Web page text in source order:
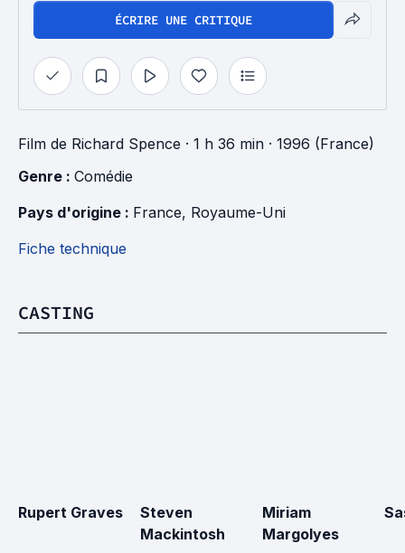
ÉCRIRE UNE CRITIQUE
Film de Richard Spence · 1 h 36 min · 1996 (France)
Genre : Comédie
Pays d'origine : France, Royaume-Uni
Fiche technique
CASTING
Rupert Graves
Steven
Mackintosh
Miriam
Margolyes